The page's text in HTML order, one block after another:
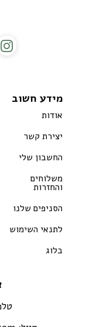
מידע חשוב
אודות
יצירת קשר
החשבון שלי
משלוחים
והחזרות
הסניפים שלנו
לתנאי השימוש
בלוג